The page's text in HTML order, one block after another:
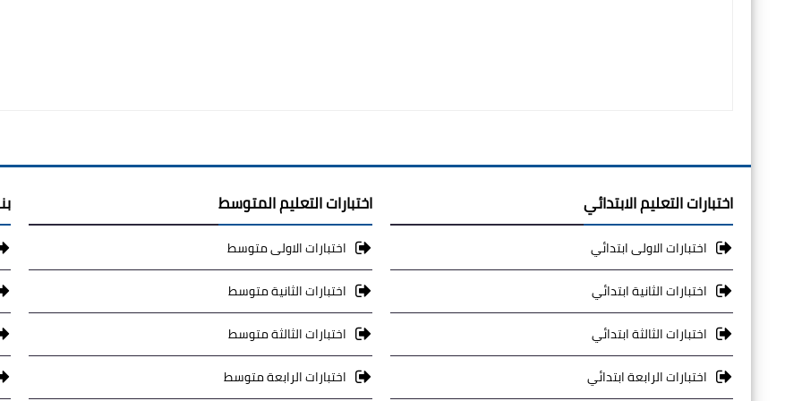
اختبارات التعليم الابتدائي
اختبارات الاولى ابتدائي
اختبارات الثانية ابتدائي
اختبارات الثالثة ابتدائي
اختبارات الرابعة ابتدائي
اختبارات التعليم المتوسط
اختبارات الاولى متوسط
اختبارات الثانية متوسط
اختبارات الثالثة متوسط
اختبارات الرابعة متوسط